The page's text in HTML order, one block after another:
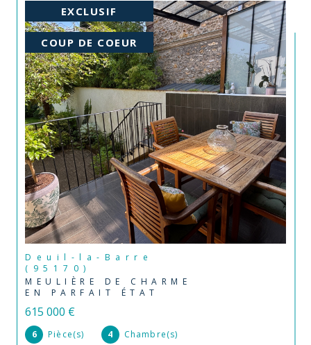
EXCLUSIF
COUP DE COEUR
Deuil-la-Barre
(95170)
MEULIÈRE DE CHARME
EN PARFAIT ÉTAT
615 000 €
6 Pièce(s) 4
Chambre(s)